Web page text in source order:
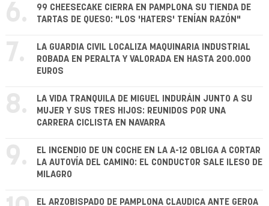
6.
99 CHEESECAKE CIERRA EN PAMPLONA SU TIENDA DE
TARTAS DE QUESO: "LOS 'HATERS' TENÍAN RAZÓN"
7.
LA GUARDIA CIVIL LOCALIZA MAQUINARIA INDUSTRIAL
ROBADA EN PERALTA Y VALORADA EN HASTA 200.000
EUROS
8.
LA VIDA TRANQUILA DE MIGUEL INDURÁIN JUNTO A SU
MUJER Y SUS TRES HIJOS: REUNIDOS POR UNA
CARRERA CICLISTA EN NAVARRA
9.
EL INCENDIO DE UN COCHE EN LA A-12 OBLIGA A CORTAR
LA AUTOVÍA DEL CAMINO: EL CONDUCTOR SALE ILESO DE
MILAGRO
EL ARZOBISPADO DE PAMPLONA CLAUDICA ANTE GEROA